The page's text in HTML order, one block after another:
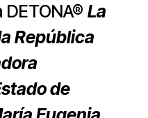
La
República
de